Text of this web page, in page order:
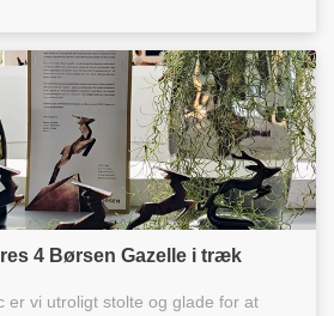
4 Børsen Gazelle i træk
er vi utroligt stolte og glade for at